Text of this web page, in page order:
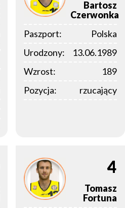
Bartosz
Czerwonka
Paszport:
Polska
Urodzony:
13.06.1989
Wzrost:
189
Pozycja:
rzucający
4
Tomasz
Fortuna